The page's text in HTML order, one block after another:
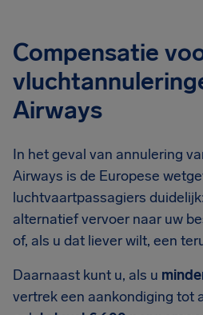
Compensatie
Airways
In het geval van annulering
Airways is de Europese
luchtvaartpassagiers
alternatief vervoer naar uw
of, als u dat liever wilt, een
Daarnaast kunt u, als u
vertrek een aankondiging tot